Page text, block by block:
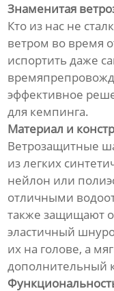
Знаменитая
Кто из нас не
ветром во время
испортить даже
эффективное
для кемпинга.
Материал и
Ветрозащитные
из легких
нейлон или
отличными
также защищают
эластичный
их на голове, а
дополнительный